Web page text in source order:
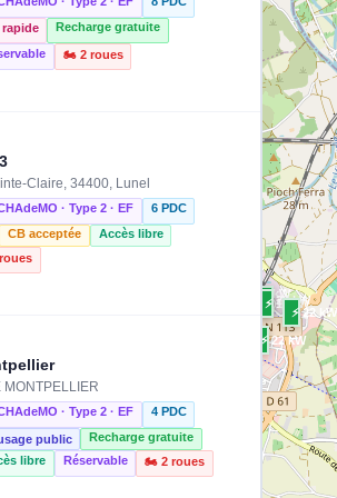
rapide
Recharge gratuite
🏍️ 2 roues
Claire, 34400, Lunel
· Type 2 · EF 6 PDC
CB acceptée
Accès libre
MONTPELLIER
· Type 2 · EF 4 PDC
public
Recharge gratuite
libre Réservable 🏍️ 2 roues
⚡ 22 kW
⚡ 22 kW
⚡ 22 kW
⚡ 50 kW
⚡ 22.08 kW
⚡ 11 kW
⚡ 50 kW